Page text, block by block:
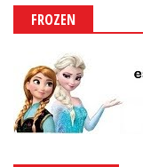
FROZEN